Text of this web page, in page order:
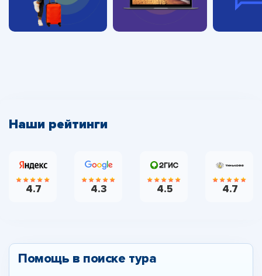
Наши рейтинги
4.7 4.3 4.5 4.7
Помощь в поиске тура